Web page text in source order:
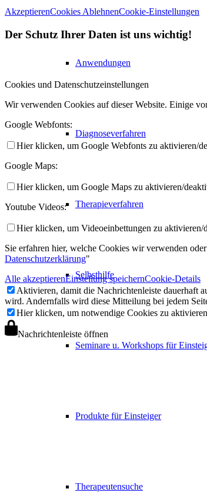
Anwendungen
Diagnoseverfahren
Therapieverfahren
Selbsthilfe
Seminare u. Workshops für
Produkte für Einsteiger
Therapeutensuche
AkzeptierenCookies AblehnenCookie-Einstellungen
Der Schutz Ihrer Daten ist uns wichtig!
Cookies und Datenschutzeinstellungen
Wir verwenden Cookies auf dieser Website. Einige
Google Webfonts:
Hier klicken, um Google Webfonts zu aktivieren/
Google Maps:
Hier klicken, um Google Maps zu aktivieren/
Youtube Videos:
Hier klicken, um Videoeinbettungen zu aktivieren/
Sie erfahren hier, welche Cookies wir verwenden
Datenschutzerklärung"
Alle akzeptierenEinstellung speichernCookie-Details
Aktivieren, damit die Nachrichtenleiste dauerhaft
wird. Andernfalls wird diese Mitteilung bei jedem
Hier klicken, um notwendige Cookies zu
Nachrichtenleiste öffnen